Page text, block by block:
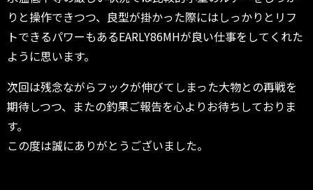
りと操作できつつ、良型が掛かった際にはしっかりとリフ
トできるパワーもあるEARLY86MHが良い仕事をしてくれた
ように思います。
次回は残念ながらフックが伸びてしまった大物との再戦を
期待しつつ、またの釣果ご報告を心よりお待ちしておりま
す。
この度は誠にありがとうございました。